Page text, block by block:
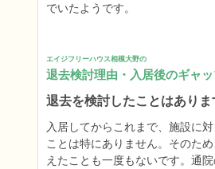
でいたようです。
エイジフリーハウス相模大野の
退去検討理由・入居後のギャ
退去を検討したことはありま
入居してからこれまで、施設に
ことは特にありません。そのた
えたことも一度もないです。通